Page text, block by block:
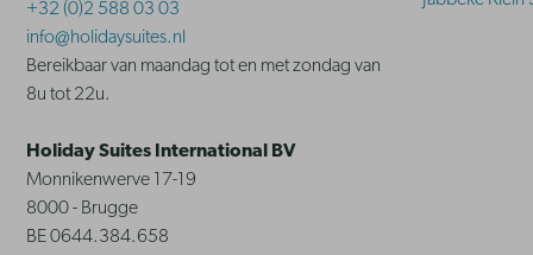
+32 (0)2 588 03 03
info@holidaysuites.nl
Bereikbaar van maandag tot en met zondag van
8u tot 22u.
Holiday Suites International BV
Monnikenwerve 17-19
8000 - Brugge
BE 0644.384.658